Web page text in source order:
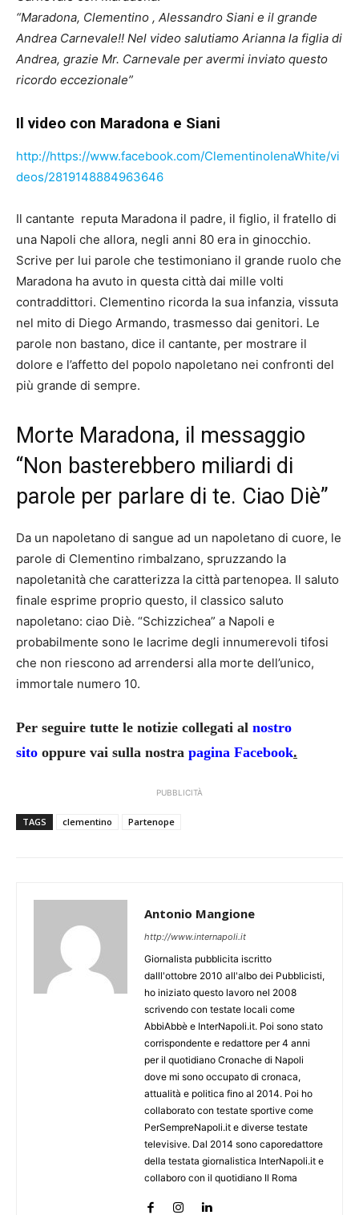
“Maradona, Clementino , Alessandro Siani e il grande
Andrea Carnevale!! Nel video salutiamo Arianna la figlia di
Andrea, grazie Mr. Carnevale per avermi inviato questo
ricordo eccezionale”
Il video con Maradona e Siani
http://https://www.facebook.com/ClementinoIenaWhite/vi
deos/2819148884963646
Il cantante reputa Maradona il padre, il figlio, il fratello di
una Napoli che allora, negli anni 80 era in ginocchio.
Scrive per lui parole che testimoniano il grande ruolo che
Maradona ha avuto in questa città dai mille volti
contraddittori. Clementino ricorda la sua infanzia, vissuta
nel mito di Diego Armando, trasmesso dai genitori. Le
parole non bastano, dice il cantante, per mostrare il
dolore e l’affetto del popolo napoletano nei confronti del
più grande di sempre.
Morte Maradona, il messaggio
“Non basterebbero miliardi di
parole per parlare di te. Ciao Diè”
Da un napoletano di sangue ad un napoletano di cuore, le
parole di Clementino rimbalzano, spruzzando la
napoletanità che caratterizza la città partenopea. Il saluto
finale esprime proprio questo, il classico saluto
napoletano: ciao Diè. “Schizzichea” a Napoli e
probabilmente sono le lacrime degli innumerevoli tifosi
che non riescono ad arrendersi alla morte dell’unico,
immortale numero 10.
Per seguire tutte le notizie collegati al nostro
sito oppure vai sulla nostra pagina Facebook.
PUBBLICITÀ
TAGS clementino Partenope
Antonio Mangione
http://www.internapoli.it
Giornalista pubblicita iscritto
dalll'ottobre 2010 all'albo dei Pubblicisti,
ho iniziato questo lavoro nel 2008
scrivendo con testate locali come
AbbiAbbè e InterNapoli.it. Poi sono stato
corrispondente e redattore per 4 anni
per il quotidiano Cronache di Napoli
dove mi sono occupato di cronaca,
attualità e politica fino al 2014. Poi ho
collaborato con testate sportive come
PerSempreNapoli.it e diverse testate
televisive. Dal 2014 sono caporedattore
della testata giornalistica InterNapoli.it e
collaboro con il quotidiano Il Roma